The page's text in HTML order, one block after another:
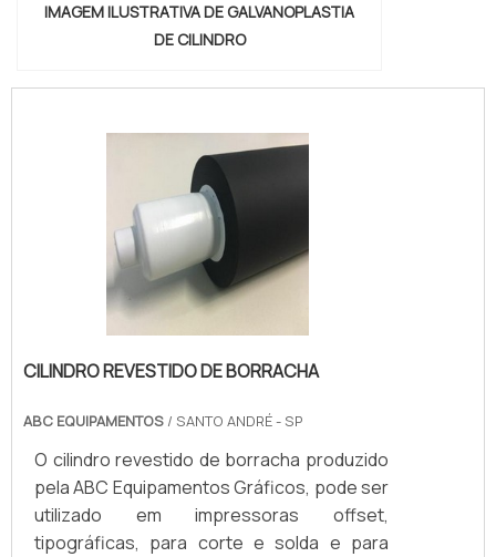
IMAGEM ILUSTRATIVA DE GALVANOPLASTIA
DE CILINDRO
CILINDRO REVESTIDO DE BORRACHA
ABC EQUIPAMENTOS / SANTO ANDRÉ - SP
O cilindro revestido de borracha produzido
pela ABC Equipamentos Gráficos, pode ser
utilizado em impressoras offset,
tipográficas, para corte e solda e para